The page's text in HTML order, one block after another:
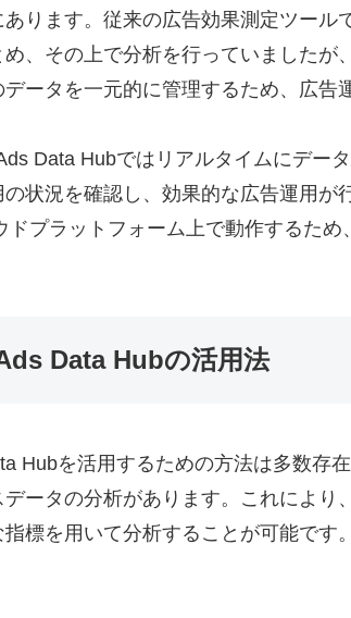
ります。従来の広告効果測定ツール
、その上で分析を行っていましたが
ータを一元的に管理するため、広告
Data Hubではリアルタイムにデー
状況を確認し、効果的な広告運用が
ドプラットフォーム上で動作するた
Data Hubの活用法
Hubを活用するための方法は多数存
ータの分析があります。これにより
指標を用いて分析することが可能で